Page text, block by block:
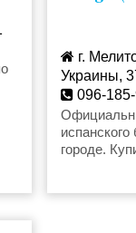
г.
Украины,
096-
городе.